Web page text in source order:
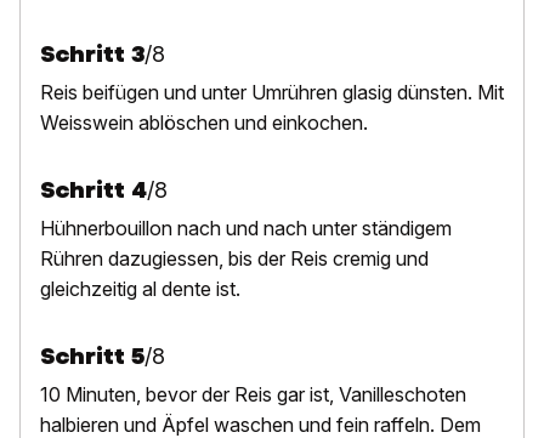
Schritt 3/8
Reis beifügen und unter Umrühren glasig dünsten. Mit
Weisswein ablöschen und einkochen.
Schritt 4/8
Hühnerbouillon nach und nach unter ständigem
Rühren dazugiessen, bis der Reis cremig und
gleichzeitig al dente ist.
Schritt 5/8
10 Minuten, bevor der Reis gar ist, Vanilleschoten
halbieren und Äpfel waschen und fein raffeln. Dem